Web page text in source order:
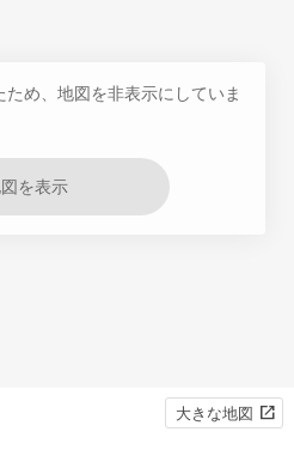
め、地図を非表示にしていま
を表示
大きな地図